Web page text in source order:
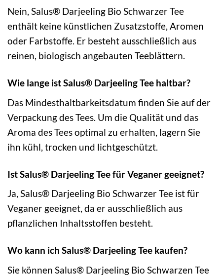
Nein, Salus® Darjeeling Bio Schwarzer Tee
enthält keine künstlichen Zusatzstoffe, Aromen
oder Farbstoffe. Er besteht ausschließlich aus
reinen, biologisch angebauten Teeblättern.
Wie lange ist Salus® Darjeeling Tee haltbar?
Das Mindesthaltbarkeitsdatum finden Sie auf der
Verpackung des Tees. Um die Qualität und das
Aroma des Tees optimal zu erhalten, lagern Sie
ihn kühl, trocken und lichtgeschützt.
Ist Salus® Darjeeling Tee für Veganer geeignet?
Ja, Salus® Darjeeling Bio Schwarzer Tee ist für
Veganer geeignet, da er ausschließlich aus
pflanzlichen Inhaltsstoffen besteht.
Wo kann ich Salus® Darjeeling Tee kaufen?
Sie können Salus® Darjeeling Bio Schwarzen Tee